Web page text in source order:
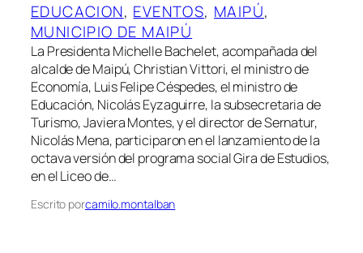
EDUCACION, EVENTOS, MAIPÚ
MUNICIPIO DE MAIPÚ
La Presidenta Michelle Bachelet, acompañada del
alcalde de Maipú, Christian Vittori, el ministro de
Economía, Luis Felipe Céspedes, el ministro de
Educación, Nicolás Eyzaguirre, la subsecretaria de
Turismo, Javiera Montes, y el director de Sernatur,
Nicolás Mena, participaron en el lanzamiento de la
octava versión del programa social Gira de Estudios,
en el Liceo de…
Escrito porcamilo.montalban